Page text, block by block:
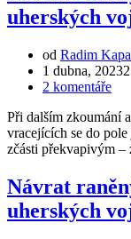
rakousko-
vojáků
do
pole
1914
(IV)
uherských
od Radim
1 dubna, 2023
2 komentáře
Při dalším zkoumání
vracejících se do
zčásti překvapivým
Návrat
uherských